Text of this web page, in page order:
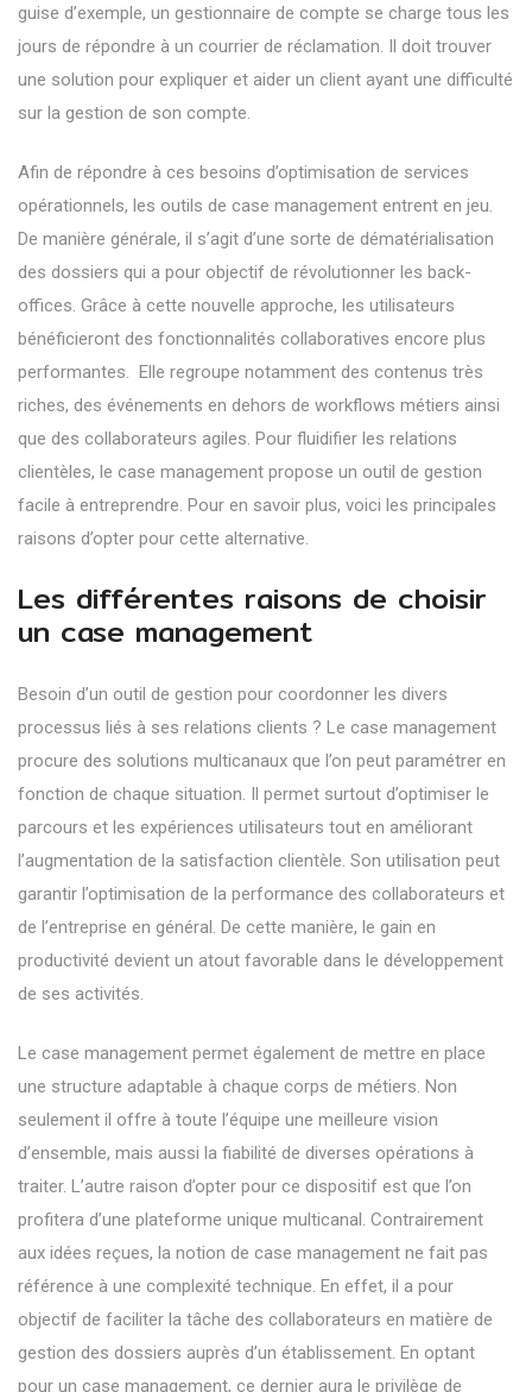
guise d’exemple, un gestionnaire de compte se charge tous les
jours de répondre à un courrier de réclamation. Il doit trouver
une solution pour expliquer et aider un client ayant une difficulté
sur la gestion de son compte.
Afin de répondre à ces besoins d’optimisation de services
opérationnels, les outils de case management entrent en jeu.
De manière générale, il s’agit d’une sorte de dématérialisation
des dossiers qui a pour objectif de révolutionner les back-
offices. Grâce à cette nouvelle approche, les utilisateurs
bénéficieront des fonctionnalités collaboratives encore plus
performantes. Elle regroupe notamment des contenus très
riches, des événements en dehors de workflows métiers ainsi
que des collaborateurs agiles. Pour fluidifier les relations
clientèles, le case management propose un outil de gestion
facile à entreprendre. Pour en savoir plus, voici les principales
raisons d’opter pour cette alternative.
Les différentes raisons de choisir
un case management
Besoin d’un outil de gestion pour coordonner les divers
processus liés à ses relations clients ? Le case management
procure des solutions multicanaux que l’on peut paramétrer en
fonction de chaque situation. Il permet surtout d’optimiser le
parcours et les expériences utilisateurs tout en améliorant
l’augmentation de la satisfaction clientèle. Son utilisation peut
garantir l’optimisation de la performance des collaborateurs et
de l’entreprise en général. De cette manière, le gain en
productivité devient un atout favorable dans le développement
de ses activités.
Le case management permet également de mettre en place
une structure adaptable à chaque corps de métiers. Non
seulement il offre à toute l’équipe une meilleure vision
d’ensemble, mais aussi la fiabilité de diverses opérations à
traiter. L’autre raison d’opter pour ce dispositif est que l’on
profitera d’une plateforme unique multicanal. Contrairement
aux idées reçues, la notion de case management ne fait pas
référence à une complexité technique. En effet, il a pour
objectif de faciliter la tâche des collaborateurs en matière de
gestion des dossiers auprès d’un établissement. En optant
pour un case management, ce dernier aura le privilège de